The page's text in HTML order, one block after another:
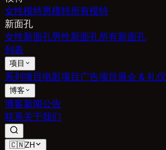
女性模特男模特所有模特
新面孔
女性新面孔男性新面孔所有新面孔
列表
项目
系列项目电影项目广告项目展会 & 礼仪
博客
博客新闻公告
联系关于我们
🇨🇳ZH